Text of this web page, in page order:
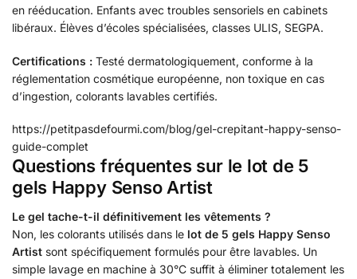
en rééducation. Enfants avec troubles sensoriels en cabinets
libéraux. Élèves d’écoles spécialisées, classes ULIS, SEGPA.
Certifications : Testé dermatologiquement, conforme à la
réglementation cosmétique européenne, non toxique en cas
d’ingestion, colorants lavables certifiés.
https://petitpasdefourmi.com/blog/gel-crepitant-happy-senso-
guide-complet
Questions fréquentes sur le lot de 5
gels Happy Senso Artist
Le gel tache-t-il définitivement les vêtements ?
Non, les colorants utilisés dans le lot de 5 gels Happy Senso
Artist sont spécifiquement formulés pour être lavables. Un
simple lavage en machine à 30°C suffit à éliminer totalement les